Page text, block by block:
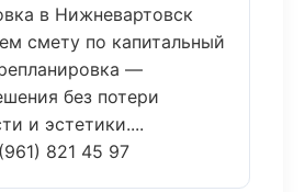
в Нижневартовск
смету по капитальный
—
без потери
и эстетики....
821 45 97